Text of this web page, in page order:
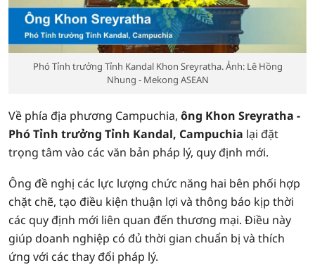
Phó Tỉnh trưởng Tỉnh Kandal Khon Sreyratha. Ảnh: Lê Hồng
Nhung - Mekong ASEAN
Về phía địa phương Campuchia, ông Khon Sreyratha -
Phó Tỉnh trưởng Tỉnh Kandal, Campuchia lại đặt
trọng tâm vào các văn bản pháp lý, quy định mới.
Ông đề nghị các lực lượng chức năng hai bên phối hợp
chặt chẽ, tạo điều kiện thuận lợi và thông báo kịp thời
các quy định mới liên quan đến thương mại. Điều này
giúp doanh nghiệp có đủ thời gian chuẩn bị và thích
ứng với các thay đổi pháp lý.